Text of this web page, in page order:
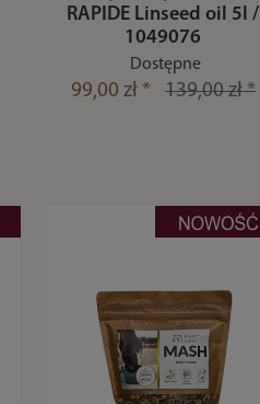
RAPIDE Linseed oil 5l /
1049076
Dostępne
99,00 zł * 139,00 zł *